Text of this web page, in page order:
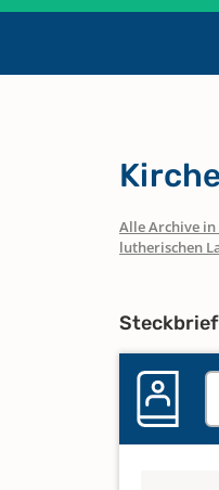
Alle Archive in
lutherischen